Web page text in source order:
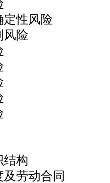
性风险
险
构
劳动合同